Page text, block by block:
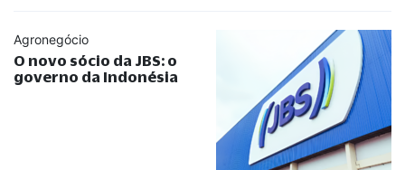
Agronegócio
O novo sócio da JBS: o
governo da Indonésia